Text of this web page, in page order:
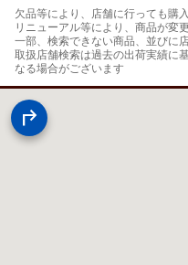
欠品等により、店舗に行っても購
リニューアル等により、商品が変
一部、検索できない商品、並びに
取扱店舗検索は過去の出荷実績に
なる場合がございます